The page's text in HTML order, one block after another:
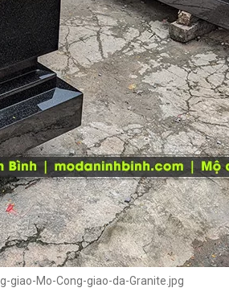
giao-Mo-Cong-giao-da-Granite.jpg